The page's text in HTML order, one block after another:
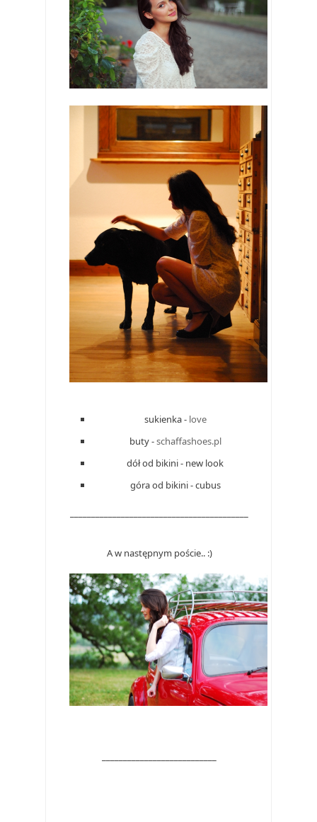
sukienka - love
buty -schaffashoes.pl
dół od bikini - new look
góra od bikini - cubus
A w następnym poście.. :)